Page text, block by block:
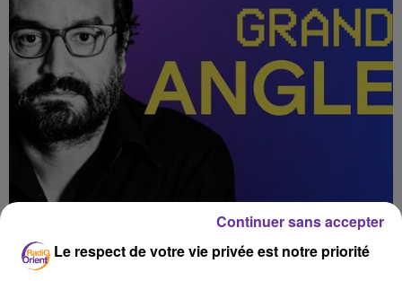
Le respect de votre vie privée est notre priorité
Continuer sans accepter